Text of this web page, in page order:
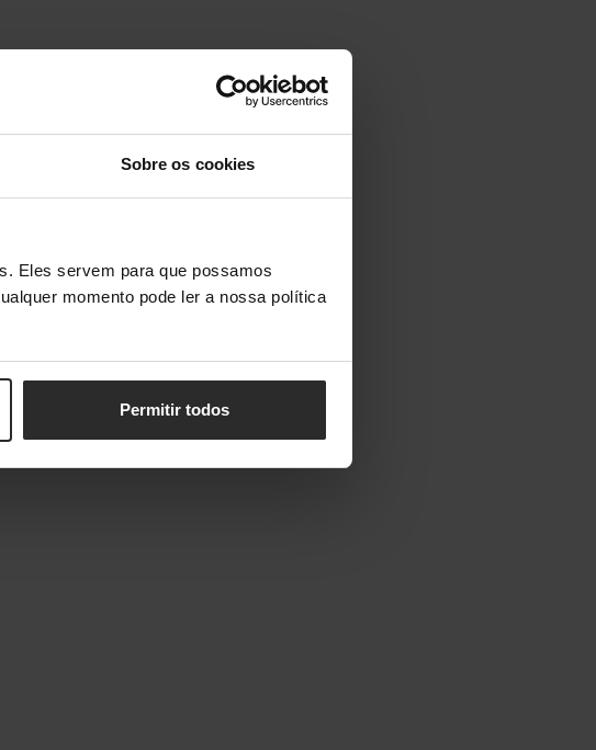
Sobre os cookies
Eles servem para que possamos
momento pode ler a nossa política
Permitir todos